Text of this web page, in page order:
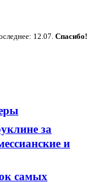
12.07. Спасибо!
за
и
самых